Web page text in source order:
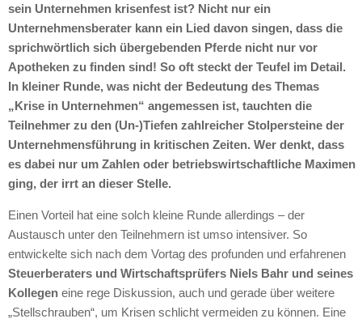
sein Unternehmen krisenfest ist? Nicht nur ein
Unternehmensberater kann ein Lied davon singen, dass die
sprichwörtlich sich übergebenden Pferde nicht nur vor
Apotheken zu finden sind! So oft steckt der Teufel im Detail.
In kleiner Runde, was nicht der Bedeutung des Themas
„Krise in Unternehmen“ angemessen ist, tauchten die
Teilnehmer zu den (Un-)Tiefen zahlreicher Stolpersteine der
Unternehmensführung in kritischen Zeiten. Wer denkt, dass
es dabei nur um Zahlen oder betriebswirtschaftliche Maximen
ging, der irrt an dieser Stelle.
Einen Vorteil hat eine solch kleine Runde allerdings – der
Austausch unter den Teilnehmern ist umso intensiver. So
entwickelte sich nach dem Vortag des profunden und erfahrenen
Steuerberaters und Wirtschaftsprüfers Niels Bahr und seines
Kollegeneine rege Diskussion, auch und gerade über weitere
„Stellschrauben“, um Krisen schlicht vermeiden zu können. Eine